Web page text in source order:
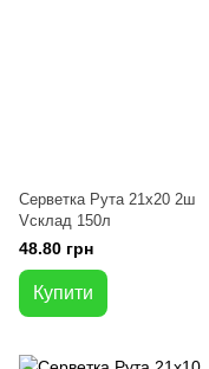
Серветка Рута 21х20 2ш
Vсклад 150л
48.80 грн
Купити